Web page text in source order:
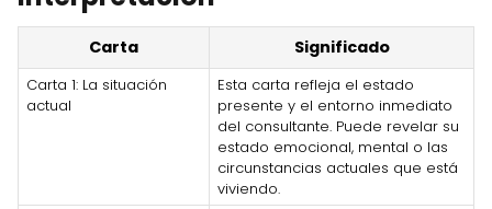
Carta Significado
Carta 1: La situación
actual
Esta carta refleja el estado
presente y el entorno inmediato
del consultante. Puede revelar su
estado emocional, mental o las
circunstancias actuales que está
viviendo.